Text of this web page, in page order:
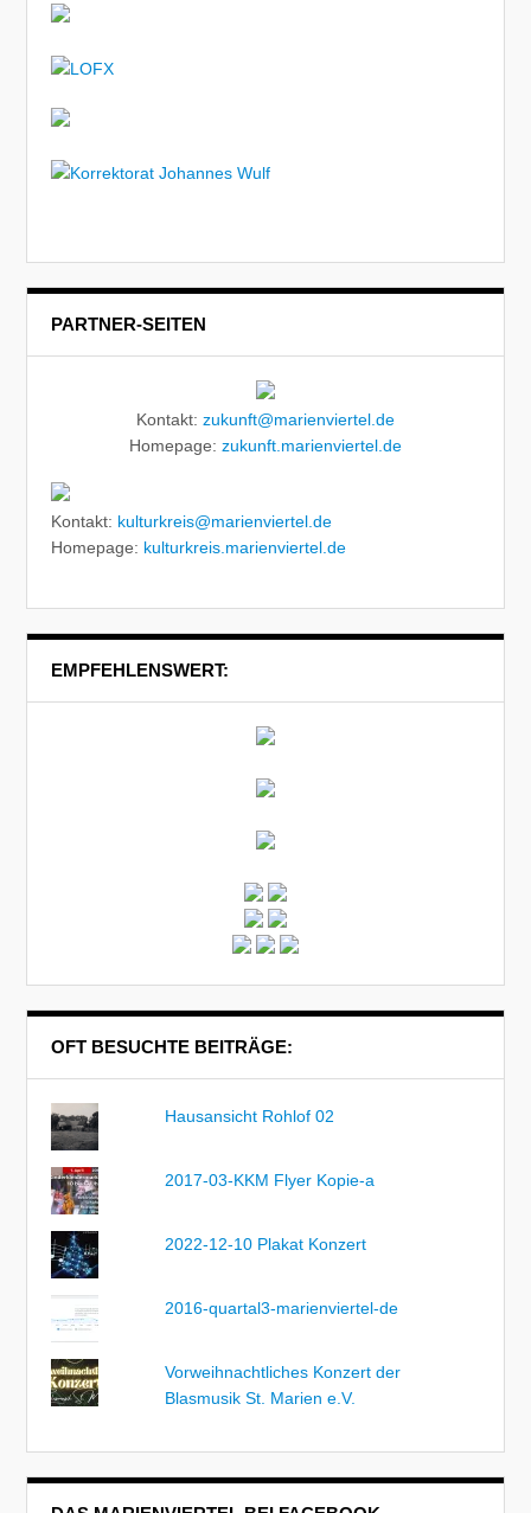
PARTNER-SEITEN
Kontakt: zukunft@marienviertel.de
Homepage: zukunft.marienviertel.de
Kontakt: kulturkreis@marienviertel.de
Homepage: kulturkreis.marienviertel.de
EMPFEHLENSWERT:
OFT BESUCHTE BEITRÄGE:
Hausansicht Rohlof 02
2017-03-KKM Flyer Kopie-a
2022-12-10 Plakat Konzert
2016-quartal3-marienviertel-de
Vorweihnachtliches Konzert der
Blasmusik St. Marien e.V.